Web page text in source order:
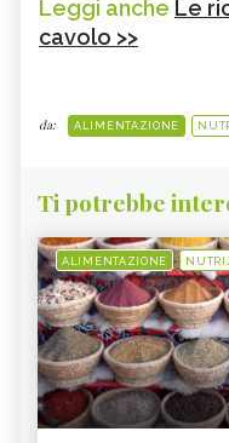
Leggi anche Le
cavolo >>
da: ALIMENTAZIONE
Ti potrebbe
ALIMENTAZIONE